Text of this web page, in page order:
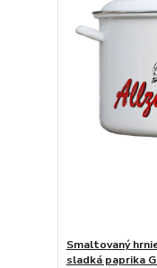
Smaltovaný
sladká paprika